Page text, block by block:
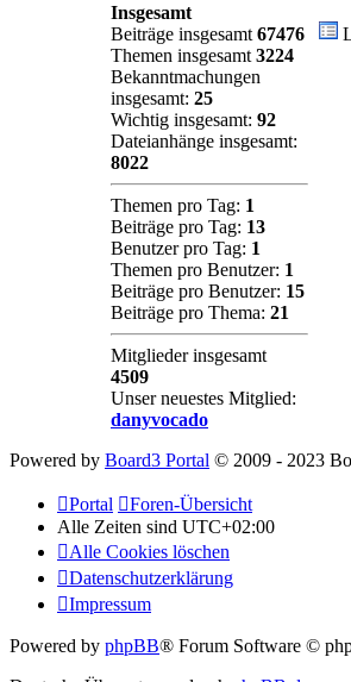
Insgesamt
Beiträge insgesamt 67476
Themen insgesamt 3224
Bekanntmachungen
insgesamt: 25
Wichtig insgesamt: 92
Dateianhänge insgesamt:
8022
Themen pro Tag: 1
Beiträge pro Tag: 13
Benutzer pro Tag: 1
Themen pro Benutzer: 1
Beiträge pro Benutzer: 15
Beiträge pro Thema: 21
Mitglieder insgesamt
4509
Unser neuestes Mitglied:
danyvocado
Powered by Board3 Portal © 2009 - 2023
Portal
Foren-Übersicht
Alle Zeiten sind UTC+02:00
Alle Cookies löschen
Datenschutzerklärung
Impressum
Powered by phpBB® Forum Software ©